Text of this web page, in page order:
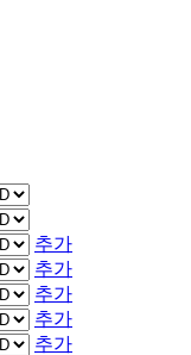
추가
추가
추가
추가
추가